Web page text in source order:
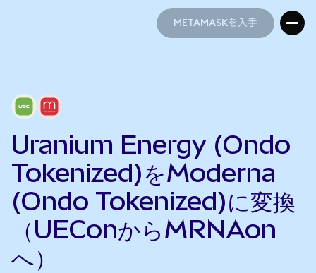
METAMASKを入手
Uranium Energy (Ondo
Tokenized)をModerna
(Ondo Tokenized)に変換
（UEConからMRNAon
へ）